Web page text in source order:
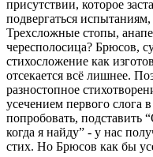
присутствии, которое
подвергаться
Трехсложные стопы,
чересполосица? Брюсов,
стихосложение как
отсекается всё лишнее.
разностопное
усечением первого слога
попробовать,
когда я найду” - у нас
стих. Но Брюсов как бы